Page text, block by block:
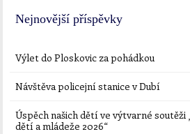
Nejnovější příspěvky
Výlet do Ploskovic za pohádkou
Návštěva policejní stanice v Dubí
Úspěch našich dětí ve výtvarné soutěži
dětí a mládeže 2026“